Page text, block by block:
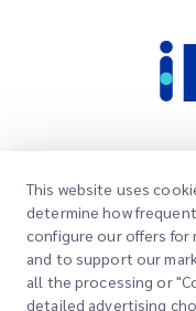
Schnelllinks
Bürostandorte
Angebot anfordern
Unternehmen
Über uns
Unsere
This website uses
determine how
configure our offers for
and to support our
all the processing or
detailed advertising